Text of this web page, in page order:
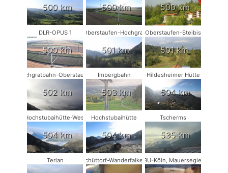
500 km 500 km 500 km
DLR-OPUS 1
500 km
Oberstaufen-Hochgrat
501 km
Oberstaufen-Steibis
501 km
Hochgratbahn-Oberstaufen
502 km
Imbergbahn
503 km
Hildesheimer Hütte
504 km
Hochstubaihütte-West
504 km
Hochstubaihütte
504 km
Tscherms
535 km
Terlan Schüttorf-WanderfalkenNABU-Köln, Mauersegler #1